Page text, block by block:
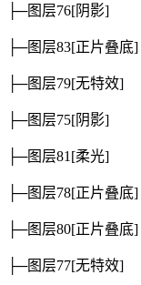
├─图层76[阴影]
├─图层83[正片叠底]
├─图层79[无特效]
├─图层75[阴影]
├─图层81[柔光]
├─图层78[正片叠底]
├─图层80[正片叠底]
├─图层77[无特效]